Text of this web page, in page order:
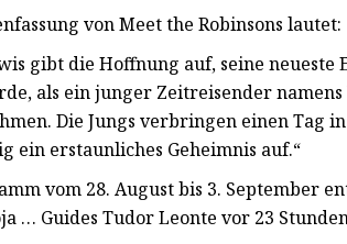
von Meet the Robinsons lautet:
gibt die Hoffnung auf, seine
als ein junger Zeitreisender
Die Jungs verbringen einen Tag
ein erstaunliches Geheimnis auf.“
vom 28. August bis 3. September
… Guides Tudor Leonte vor 23